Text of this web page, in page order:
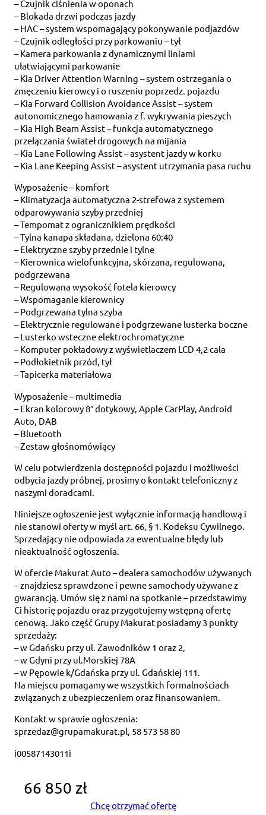
– Czujnik ciśnienia w oponach
– Blokada drzwi podczas jazdy
– HAC – system wspomagający pokonywanie podjazdów
– Czujnik odległości przy parkowaniu – tył
– Kamera parkowania z dynamicznymi liniami
ułatwiającymi parkowanie
– Kia Driver Attention Warning – system ostrzegania o
zmęczeniu kierowcy i o ruszeniu poprzedz. pojazdu
– Kia Forward Collision Avoidance Assist – system
autonomicznego hamowania z f. wykrywania pieszych
– Kia High Beam Assist – funkcja automatycznego
przełączania świateł drogowych na mijania
– Kia Lane Following Assist – asystent jazdy w korku
– Kia Lane Keeping Assist – asystent utrzymania pasa ruchu
Wyposażenie – komfort
– Klimatyzacja automatyczna 2-strefowa z systemem
odparowywania szyby przedniej
– Tempomat z ogranicznikiem prędkości
– Tylna kanapa składana, dzielona 60:40
– Elektryczne szyby przednie i tylne
– Kierownica wielofunkcyjna, skórzana, regulowana,
podgrzewana
– Regulowana wysokość fotela kierowcy
– Wspomaganie kierownicy
– Podgrzewana tylna szyba
– Elektrycznie regulowane i podgrzewane lusterka boczne
– Lusterko wsteczne elektrochromatyczne
– Komputer pokładowy z wyświetlaczem LCD 4,2 cala
– Podłokietnik przód, tył
– Tapicerka materiałowa
Wyposażenie – multimedia
– Ekran kolorowy 8″ dotykowy, Apple CarPlay, Android
Auto, DAB
– Bluetooth
– Zestaw głośnomówiący
W celu potwierdzenia dostępności pojazdu i możliwości
odbycia jazdy próbnej, prosimy o kontakt telefoniczny z
naszymi doradcami.
Niniejsze ogłoszenie jest wyłącznie informacją handlową i
nie stanowi oferty w myśl art. 66, § 1. Kodeksu Cywilnego.
Sprzedający nie odpowiada za ewentualne błędy lub
nieaktualność ogłoszenia.
W ofercie Makurat Auto – dealera samochodów używanych
– znajdziesz sprawdzone i pewne samochody używane z
gwarancją. Umów się z nami na spotkanie – przedstawimy
Ci historię pojazdu oraz przygotujemy wstępną ofertę
cenową. Jako część Grupy Makurat posiadamy 3 punkty
sprzedaży:
– w Gdańsku przy ul. Zawodników 1 oraz 2,
– w Gdyni przy ul.Morskiej 78A
– w Pępowie k/Gdańska przy ul. Gdańskiej 111.
Na miejscu pomagamy we wszystkich formalnościach
związanych z ubezpieczeniem oraz finansowaniem.
Kontakt w sprawie ogłoszenia:
sprzedaz@grupamakurat.pl, 58 573 58 80
i00587143011i
66 850 zł
Chcę otrzymać ofertę